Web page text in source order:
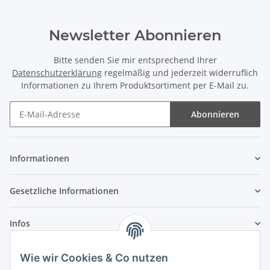
Wie wir Cookies & Co nutzen
Newsletter Abonnieren
Bitte senden Sie mir entsprechend Ihrer
Datenschutzerklärung regelmäßig und jederzeit widerruflich
Informationen zu Ihrem Produktsortiment per E-Mail zu.
Abonnieren
Informationen
Gesetzliche Informationen
Infos
Laden - Öffnungszeiten: